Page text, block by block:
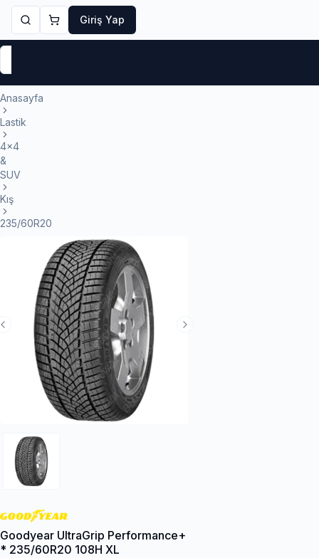
Giriş Yap
Anasayfa
Lastik
4x4
&
SUV
Kış
235/60R20
Next Slide
Previous Slide
Goodyear UltraGrip Performance+
* 235/60R20 108H XL